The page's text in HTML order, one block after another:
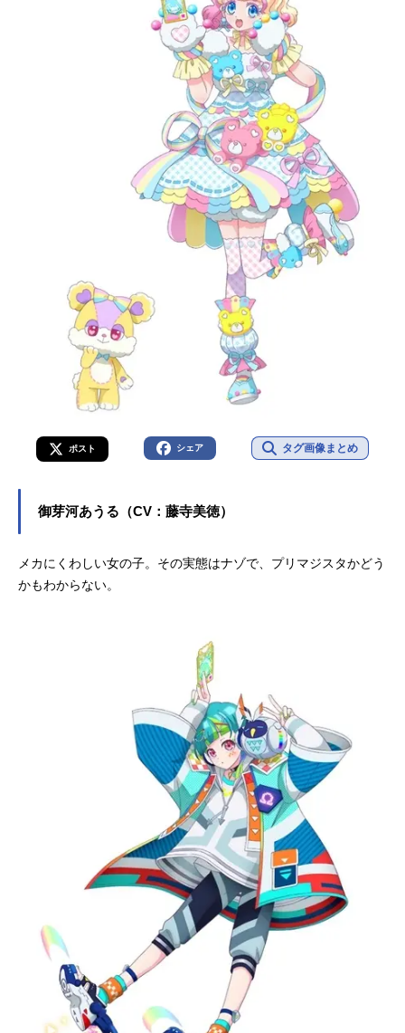
ポスト シェア タグ画像まとめ
御芽河あうる（CV：藤寺美徳）
メカにくわしい女の子。その実態はナゾで、プリマジスタかどう
かもわからない。